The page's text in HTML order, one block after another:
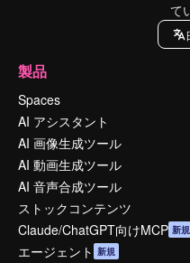
て
製品
Spaces
AI アシスタント
AI 画像生成ツール
AI 動画生成ツール
AI 音声合成ツール
ストックコンテンツ
Claude/ChatGPT向けMCP 新規
エージェント 新規